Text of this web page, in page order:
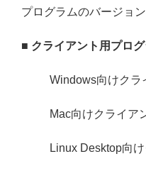
プログラムのバージョ
■ クライアント用プロ
Windows向けクラ
Mac向けクライア
Linux Desktop向